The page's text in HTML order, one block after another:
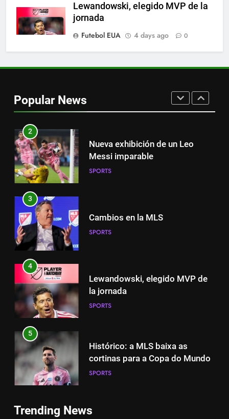
Lewandowski, elegido MVP de la
jornada
Futebol EUA
4 days ago 0
Popular News
Austin dispensa sua equipe
espanhola
SPORTS
el partido de Lewandowski
2
Nueva exhibición de un Leo
Messi imparable
SPORTS
3
Cambios en la MLS
SPORTS
4
Lewandowski, elegido MVP de
la jornada
SPORTS
5
Histórico: a MLS baixa as
cortinas para a Copa do Mundo
SPORTS
A lesão sofrida por Leo Messi já
Trending News
5
cortinas para a Copa do Mundo